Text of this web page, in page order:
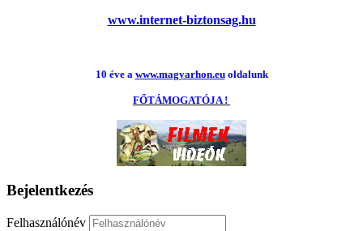
www.internet-biztonsag.hu
10 éve a www.magyarhon.euoldalunk
FŐTÁMOGATÓJA !
Bejelentkezés
Felhasználónév